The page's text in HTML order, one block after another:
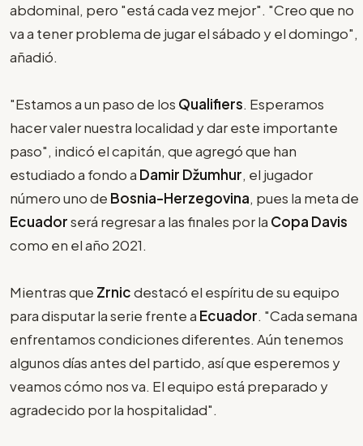
abdominal, pero "está cada vez mejor". "Creo que no
va a tener problema de jugar el sábado y el domingo",
añadió.
"Estamos a un paso de los Qualifiers. Esperamos
hacer valer nuestra localidad y dar este importante
paso", indicó el capitán, que agregó que han
estudiado a fondo a Damir Džumhur, el jugador
número uno de Bosnia-Herzegovina, pues la meta de
Ecuadorserá regresar a las finales por la Copa Davis
como en el año 2021.
Mientras que Zrnicdestacó el espíritu de su equipo
para disputar la serie frente a Ecuador. "Cada semana
enfrentamos condiciones diferentes. Aún tenemos
algunos días antes del partido, así que esperemos y
veamos cómo nos va. El equipo está preparado y
agradecido por la hospitalidad".